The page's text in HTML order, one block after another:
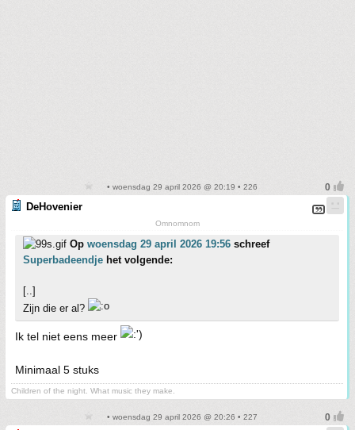
• woensdag 29 april 2026 @ 20:19 • 226
DeHovenier
Omnomnom
Op woensdag 29 april 2026 19:56 schreef
Superbadeendje het volgende:
[..]
Zijn die er al?
Ik tel niet eens meer
Minimaal 5 stuks
Children of the night. What music they make.
• woensdag 29 april 2026 @ 20:26 • 227